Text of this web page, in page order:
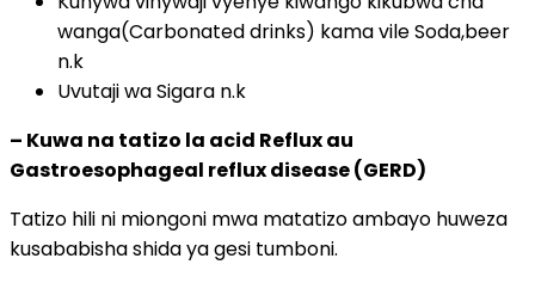
wanga(Carbonated drinks) kama vile Soda,beer
n.k
Uvutaji wa Sigara n.k
– Kuwa na tatizo la acid Reflux au
Gastroesophageal reflux disease (GERD)
Tatizo hili ni miongoni mwa matatizo ambayo huweza
kusababisha shida ya gesi tumboni.